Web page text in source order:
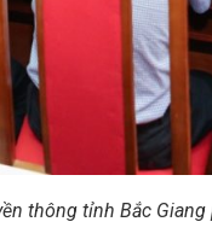
thông tỉnh Bắc